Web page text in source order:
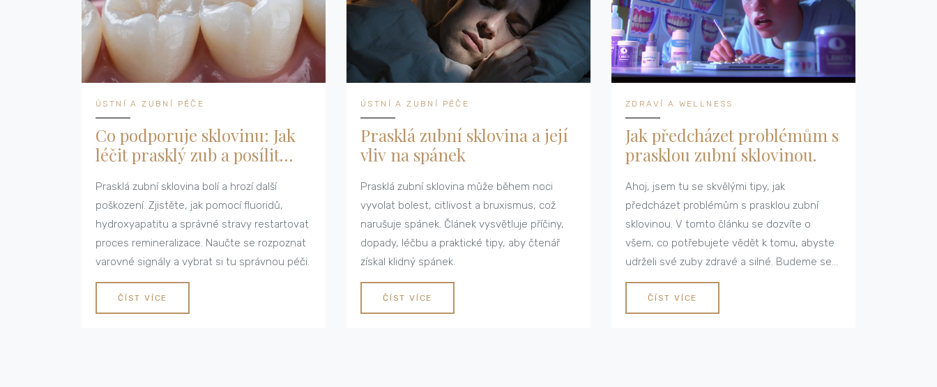
ÚSTNÍ A ZUBNÍ PÉČE
Co podporuje sklovinu: Jak
léčit prasklý zub a posílit
Prasklá zubní sklovina bolí a hrozí další
poškození. Zjistěte, jak pomocí fluoridů,
hydroxyapatitu a správné stravy restartovat
proces remineralizace. Naučte se rozpoznat
varovné signály a vybrat si tu správnou péči.
ČÍST VÍCE
ÚSTNÍ A ZUBNÍ PÉČE
Prasklá zubní sklovina a její
vliv na spánek
Prasklá zubní sklovina může během noci
vyvolat bolest, citlivost a bruxismus, což
narušuje spánek. Článek vysvětluje příčiny,
dopady, léčbu a praktické tipy, aby čtenář
získal klidný spánek.
ČÍST VÍCE
ZDRAVÍ A WELLNESS
Jak předcházet problémům s
prasklou zubní sklovinou.
Ahoj, jsem tu se skvělými tipy, jak
předcházet problémům s prasklou zubní
sklovinou. V tomto článku se dozvíte o
všem, co potřebujete vědět k tomu, abyste
udrželi své zuby zdravé a silné. Budeme se
zabývat nejlepšími způsoby péče o zuby a
popíšeme, jak včas odhalit příznaky narušené
skloviny. Takže pokud vás zajímá, jak udržet
ČÍST VÍCE